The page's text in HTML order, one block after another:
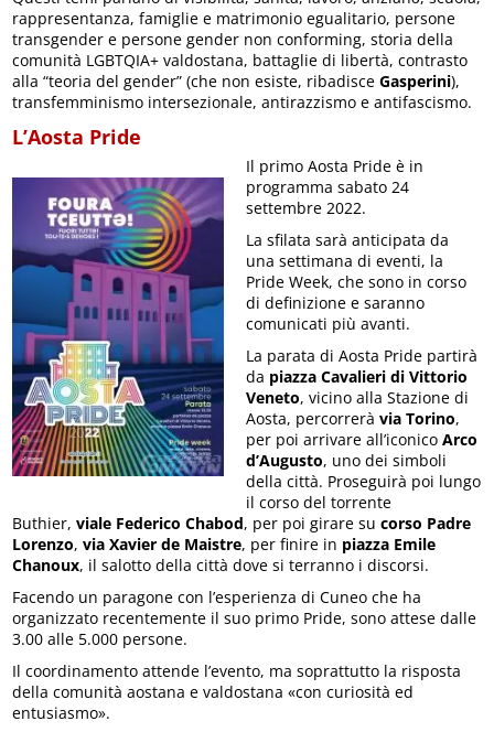
rappresentanza, famiglie e matrimonio egualitario, persone
transgender e persone gender non conforming, storia della
comunità LGBTQIA+ valdostana, battaglie di libertà, contrasto
alla “teoria del gender” (che non esiste, ribadisceGasperini),
transfemminismo intersezionale, antirazzismo e antifascismo.
L’Aosta Pride
Il primo Aosta Pride è in
programma sabato 24
settembre 2022.
La sfilata sarà anticipata da
una settimana di eventi, la
Pride Week, che sono in corso
di definizione e saranno
comunicati più avanti.
La parata di Aosta Pride partirà
da piazza Cavalieri di Vittorio
Veneto, vicino alla Stazione di
Aosta, percorrerà via Torino,
per poi arrivare all’iconico Arco
d’Augusto, uno dei simboli
della città. Proseguirà poi lungo
il corso del torrente
Buthier,viale Federico Chabod, per poi girare sucorso Padre
Lorenzo,via Xavier de Maistre, per finire in piazza Emile
Chanoux, il salotto della città dove si terranno i discorsi.
Facendo un paragone con l’esperienza di Cuneo che ha
organizzato recentemente il suo primo Pride, sono attese dalle
3.00 alle 5.000 persone.
Il coordinamento attende l’evento, ma soprattutto la risposta
della comunità aostana e valdostana «con curiosità ed
entusiasmo».